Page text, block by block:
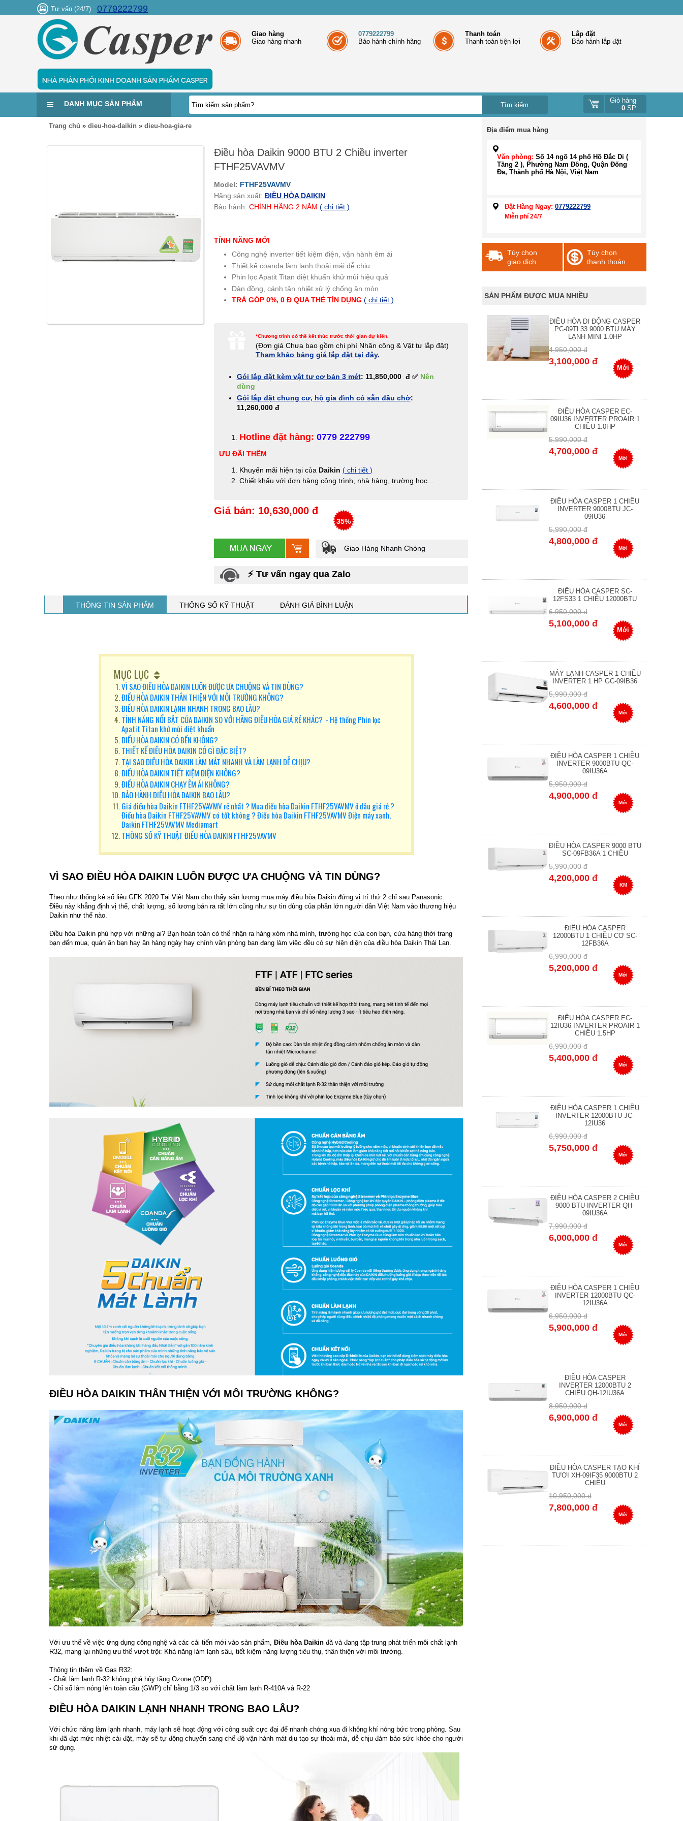
Tư vấn (24/7) : 0779222799
Giao hàng
Giao hàng nhanh
0779222799
Bảo hành chính hãng
Thanh toán
Thanh toán tiện lợi
Lắp đặt
Bảo hành lắp đặt
Giỏ hàng
0 SP
DANH MỤC SẢN PHẨM
Trang chủ » dieu-hoa-daikin » dieu-hoa-gia-re
Điều hòa Daikin 9000 BTU 2 Chiều inverter
FTHF25VAVMV
Model: FTHF25VAVMV
Hãng sản xuất: ĐIỀU HÒA DAIKIN
Bảo hành: CHÍNH HÃNG 2 NĂM ( chi tiết )
TÍNH NĂNG MỚI
Công nghệ inverter tiết kiệm điện, vận hành êm ái
Thiết kế coanda làm lạnh thoải mái dễ chịu
Phin lọc Apatit Titan diệt khuẩn khử mùi hiệu quả
Dàn đồng, cánh tản nhiệt xử lý chống ăn mòn
TRẢ GÓP 0%, 0 Đ QUA THẺ TÍN DỤNG ( chi tiết )
*Chương trình có thể kết thúc trước thời gian dự kiến.
(Đơn giá Chưa bao gồm chi phí Nhân công & Vật tư lắp đặt)
Tham khảo bảng giá lắp đặt tại đây.
Gói lắp đặt kèm vật tư cơ bản 3 mét: 11,850,000 đ ✅ Nên
dùng
Gói lắp đặt chung cư, hộ gia đình có sẵn đầu chờ:
11,260,000 đ
Hotline đặt hàng: 0779 222799
ƯU ĐÃI THÊM
Khuyến mãi hiện tại của Daikin ( chi tiết )
Chiết khấu với đơn hàng công trình, nhà hàng, trường học...
Giá bán: 10,630,000 đ
35%
Giao Hàng Nhanh Chóng
⚡ Tư vấn ngay qua Zalo
THÔNG TIN SẢN PHẨM THÔNG SỐ KỸ THUẬT ĐÁNH GIÁ BÌNH LUẬN
MỤC LỤC
VÌ SAO ĐIỀU HÒA DAIKIN LUÔN ĐƯỢC ƯA CHUỘNG VÀ TIN DÙNG?
ĐIỀU HÒA DAIKIN THÂN THIỆN VỚI MÔI TRƯỜNG KHÔNG?
ĐIỀU HÒA DAIKIN LẠNH NHANH TRONG BAO LÂU?
TÍNH NĂNG NỔI BẬT CỦA DAIKIN SO VỚI HÃNG ĐIỀU HÒA GIÁ RẺ KHÁC? - Hệ thống Phin lọc
Apatit Titan khử mùi diệt khuẩn
ĐIỀU HÒA DAIKIN CÓ BỀN KHÔNG?
THIẾT KẾ ĐIỀU HÒA DAIKIN CÓ GÌ ĐẶC BIỆT?
TẠI SAO ĐIỀU HÒA DAIKIN LÀM MÁT NHANH VÀ LÀM LẠNH DỄ CHỊU?
ĐIỀU HÒA DAIKIN TIẾT KIỆM ĐIỆN KHÔNG?
ĐIỀU HÒA DAIKIN CHẠY ÊM ÁI KHÔNG?
BẢO HÀNH ĐIỀU HÒA DAIKIN BAO LÂU?
Giá điều hòa Daikin FTHF25VAVMV rẻ nhất ? Mua điều hòa Daikin FTHF25VAVMV ở đâu giá rẻ ?
Điều hòa Daikin FTHF25VAVMV có tốt không ? Điều hòa Daikin FTHF25VAVMV Điện máy xanh,
Daikin FTHF25VAVMV Mediamart
THÔNG SỐ KỸ THUẬT ĐIỀU HÒA DAIKIN FTHF25VAVMV
VÌ SAO ĐIỀU HÒA DAIKIN LUÔN ĐƯỢC ƯA CHUỘNG VÀ TIN DÙNG?
Theo như thống kê số liệu GFK 2020 Tại Việt Nam cho thấy sản lượng mua máy điều hòa Daikin đứng vị trí thứ 2 chỉ sau Panasonic.
Điều này khẳng định vị thế, chất lượng, số lương bán ra rất lớn cũng như sự tin dùng của phần lớn người dân Việt Nam vào thương hiệu
Daikin như thế nào.
Điều hòa Daikin phù hợp với những ai? Bạn hoàn toàn có thể nhận ra hàng xóm nhà mình, trường học của con bạn, cửa hàng thời trang
bạn đến mua, quán ăn bạn hay ăn hàng ngày hay chính văn phòng bạn đang làm việc đều có sự hiện diện của điều hòa Daikin Thái Lan.
ĐIỀU HÒA DAIKIN THÂN THIỆN VỚI MÔI TRƯỜNG KHÔNG?
Với ưu thế về việc ứng dụng công nghệ và các cải tiến mới vào sản phẩm, Điều hòa Daikin đã và đang tập trung phát triển môi chất lạnh
R32, mang lại những ưu thế vượt trội: Khả năng làm lạnh sâu, tiết kiệm năng lượng tiêu thụ, thân thiện với môi trường.
Thông tin thêm về Gas R32:
- Chất làm lạnh R-32 không phá hủy tầng Ozone (ODP).
- Chỉ số làm nóng lên toàn cầu (GWP) chỉ bằng 1/3 so với chất làm lạnh R-410A và R-22
ĐIỀU HÒA DAIKIN LẠNH NHANH TRONG BAO LÂU?
Với chức năng làm lạnh nhanh, máy lạnh sẽ hoạt động với công suất cực đại để nhanh chóng xua đi không khí nóng bức trong phòng. Sau
khi đã đạt mức nhiệt cài đặt, máy sẽ tự động chuyển sang chế độ vận hành mát dịu tạo sự thoải mái, dễ chịu đảm bảo sức khỏe cho người
sử dụng.
Địa điểm mua hàng
Văn phòng: Số 14 ngõ 14 phố Hồ Đắc Di (
Tầng 2 ), Phường Nam Đồng, Quận Đống
Đa, Thành phố Hà Nội, Việt Nam
Đặt Hàng Ngay: 0779222799
Miễn phí 24/7
Tùy chọn
giao dịch
Tùy chọn
thanh thoán
SẢN PHẨM ĐƯỢC MUA NHIỀU
ĐIỀU HÒA DI ĐỘNG CASPER
PC-09TL33 9000 BTU MÁY
LẠNH MINI 1.0HP
4,950,000 đ
3,100,000 đ
Mới
ĐIỀU HÒA CASPER EC-
09IU36 INVERTER PROAIR 1
CHIỀU 1.0HP
5,990,000 đ
4,700,000 đ
Mới
ĐIỀU HÒA CASPER 1 CHIỀU
INVERTER 9000BTU JC-
09IU36
5,990,000 đ
4,800,000 đ
Mới
ĐIỀU HÒA CASPER SC-
12FS33 1 CHIỀU 12000BTU
6,950,000 đ
5,100,000 đ
Mới
MÁY LẠNH CASPER 1 CHIỀU
INVERTER 1 HP GC-09IB36
5,990,000 đ
4,600,000 đ
Mới
ĐIỀU HÒA CASPER 1 CHIỀU
INVERTER 9000BTU QC-
09IU36A
5,950,000 đ
4,900,000 đ
Mới
ĐIỀU HÒA CASPER 9000 BTU
SC-09FB36A 1 CHIỀU
5,990,000 đ
4,200,000 đ
KM
ĐIỀU HÒA CASPER
12000BTU 1 CHIỀU CƠ SC-
12FB36A
6,990,000 đ
5,200,000 đ
Mới
ĐIỀU HÒA CASPER EC-
12IU36 INVERTER PROAIR 1
CHIỀU 1.5HP
6,990,000 đ
5,400,000 đ
Mới
ĐIỀU HÒA CASPER 1 CHIỀU
INVERTER 12000BTU JC-
12IU36
6,990,000 đ
5,750,000 đ
Mới
ĐIỀU HÒA CASPER 2 CHIỀU
9000 BTU INVERTER QH-
09IU36A
7,990,000 đ
6,000,000 đ
Mới
ĐIỀU HÒA CASPER 1 CHIỀU
INVERTER 12000BTU QC-
12IU36A
6,950,000 đ
5,900,000 đ
Mới
ĐIỀU HÒA CASPER
INVERTER 12000BTU 2
CHIỀU QH-12IU36A
8,950,000 đ
6,900,000 đ
Mới
ĐIỀU HÒA CASPER TẠO KHÍ
TƯƠI XH-09IF35 9000BTU 2
CHIỀU
10,950,000 đ
7,800,000 đ
Mới